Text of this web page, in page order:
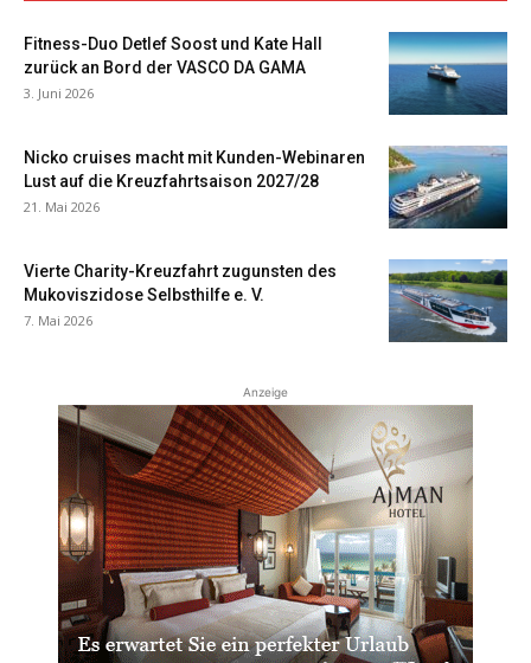
Fitness-Duo Detlef Soost und Kate Hall
zurück an Bord der VASCO DA GAMA
3. Juni 2026
Nicko cruises macht mit Kunden-Webinaren
Lust auf die Kreuzfahrtsaison 2027/28
21. Mai 2026
Vierte Charity-Kreuzfahrt zugunsten des
Mukoviszidose Selbsthilfe e. V.
7. Mai 2026
Anzeige